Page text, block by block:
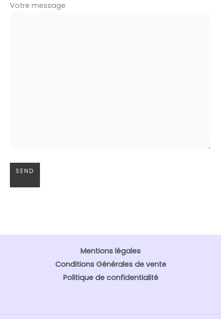
Votre message
Mentions légales
Conditions Générales de vente
Politique de confidentialité